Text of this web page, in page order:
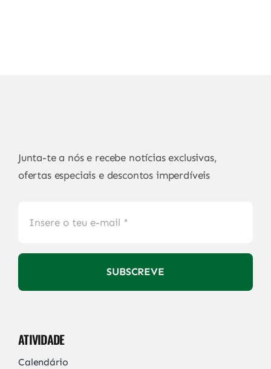
Junta-te a nós e recebe notícias exclusivas,
ofertas especiais e descontos imperdíveis
SUBSCREVE
ATIVIDADE
Calendário